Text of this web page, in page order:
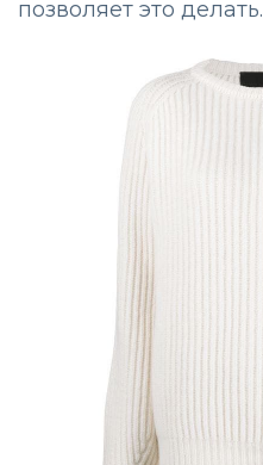
позволяет это делать.